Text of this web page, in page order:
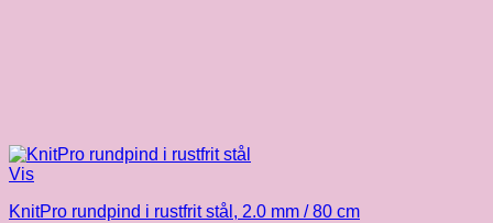
Vis
KnitPro rundpind i rustfrit stål, 2.0 mm / 80 cm